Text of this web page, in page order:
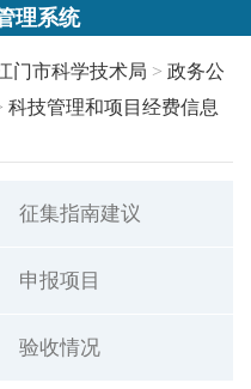
理系统
门市科学技术局 > 政务公
科技管理和项目经费信息
征集指南建议
申报项目
验收情况